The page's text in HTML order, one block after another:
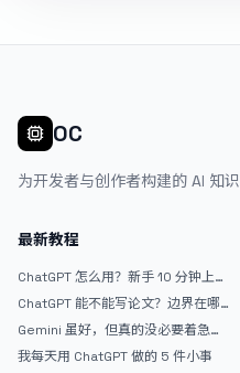
OC
为开发者与创作者构建的 AI 知识
最新教程
ChatGPT 怎么用？新手 10 分钟上手
ChatGPT 能不能写论文？边界在哪
Gemini 虽好，但真的没必要着急放
弃 ChatGPT
我每天用 ChatGPT 做的 5 件小事